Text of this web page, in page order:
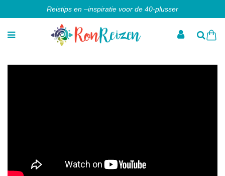
Reistips en –inspiratie voor de 40-plusser